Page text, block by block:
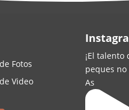
Fotos
Video
¡El talento
peques
As